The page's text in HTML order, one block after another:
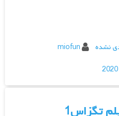
نشده
miofun
تگزاس1